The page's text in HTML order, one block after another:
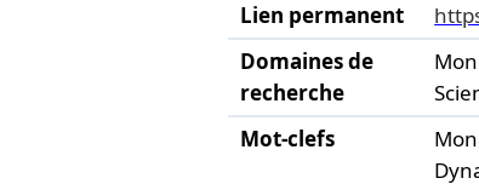
Lien permanent
Domaines de
recherche
Mot-clefs